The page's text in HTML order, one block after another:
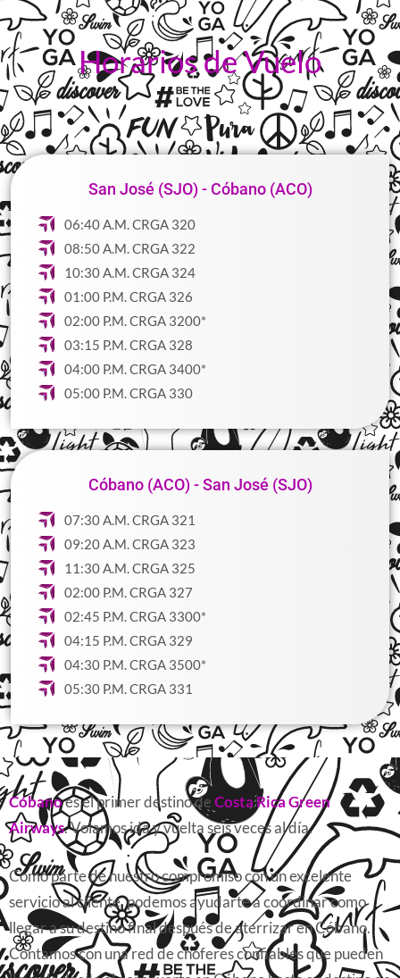
Horarios de Vuelo
San José (SJO) - Cóbano (ACO)
06:40 A.M. CRGA 320
08:50 A.M. CRGA 322
10:30 A.M. CRGA 324
01:00 P.M. CRGA 326
02:00 P.M. CRGA 3200*
03:15 P.M. CRGA 328
04:00 P.M. CRGA 3400*
05:00 P.M. CRGA 330
Cóbano (ACO) - San José (SJO)
07:30 A.M. CRGA 321
09:20 A.M. CRGA 323
11:30 A.M. CRGA 325
02:00 P.M. CRGA 327
02:45 P.M. CRGA 3300*
04:15 P.M. CRGA 329
04:30 P.M. CRGA 3500*
05:30 P.M. CRGA 331
Cóbanoes el primer destino deCosta Rica Green
Airways. Volamos ida y vuelta seis veces al día.
Como parte de nuestro compromiso con un excelente
servicio al cliente, podemos ayudarte a coordinar como
llegar a su destino final después de aterrizar en Cóbano.
Contamos con una red de choferes confiables que pueden